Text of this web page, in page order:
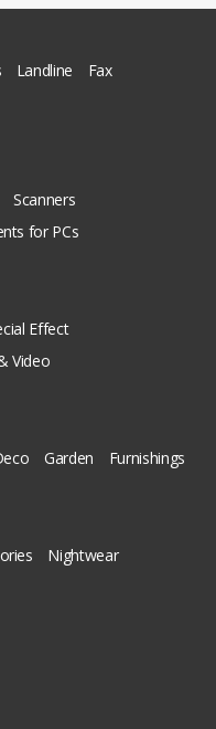
Landline
Fax
Scanners
for PCs
Effect
Video
Garden Furnishings
Nightwear